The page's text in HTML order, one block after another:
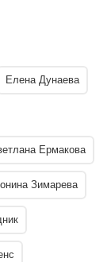
Елена Дунаева
Ермакова
Зимарева